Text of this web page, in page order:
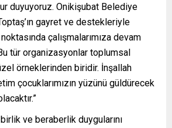
duyuyoruz. Onikişubat Belediye
gayret ve destekleriyle
çalışmalarımıza devam
tür organizasyonlar toplumsal
örneklerinden biridir. İnşallah
çocuklarımızın yüzünü güldürecek
birlik ve beraberlik duygularını